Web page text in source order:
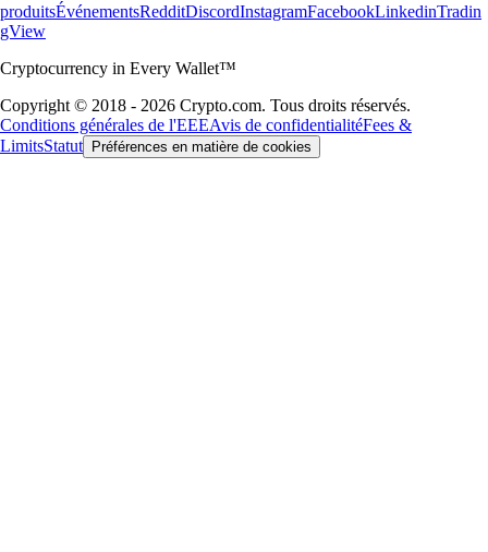
produitsÉvénementsRedditDiscordInstagramFacebookLinkedinTradin
gView
Cryptocurrency in Every Wallet™
Copyright © 2018 - 2026 Crypto.com. Tous droits réservés.
Conditions générales de l'EEEAvis de confidentialitéFees &
LimitsStatut Préférences en matière de cookies